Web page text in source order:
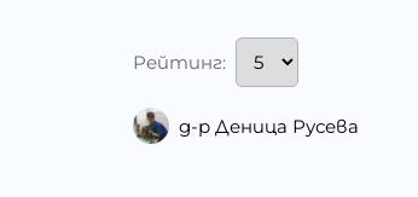
Рейтинг:
д-р Деница Русева